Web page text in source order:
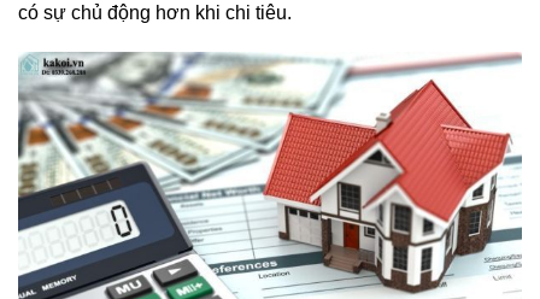
có sự chủ động hơn khi chi tiêu.